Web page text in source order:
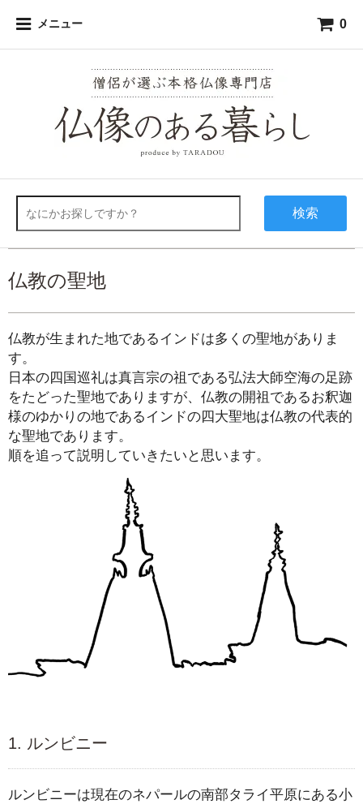
メニュー 0
検索
仏教の聖地
仏教が生まれた地であるインドは多くの聖地がありま
す。
日本の四国巡礼は真言宗の祖である弘法大師空海の足跡
をたどった聖地でありますが、仏教の開祖であるお釈迦
様のゆかりの地であるインドの四大聖地は仏教の代表的
な聖地であります。
順を追って説明していきたいと思います。
1. ルンビニー
ルンビニーは現在のネパールの南部タライ平原にある小